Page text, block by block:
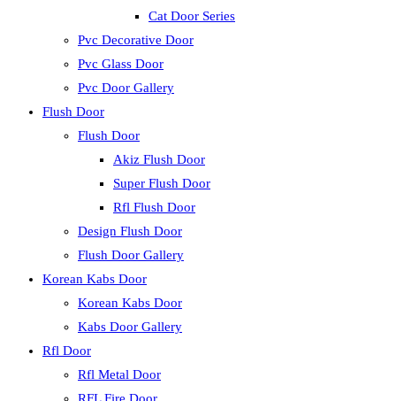
Cat Door Series
Pvc Decorative Door
Pvc Glass Door
Pvc Door Gallery
Flush Door
Flush Door
Akiz Flush Door
Super Flush Door
Rfl Flush Door
Design Flush Door
Flush Door Gallery
Korean Kabs Door
Korean Kabs Door
Kabs Door Gallery
Rfl Door
Rfl Metal Door